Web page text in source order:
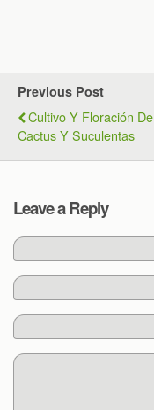
Previous Post
Cultivo Y Floración De
Cactus Y Suculentas
Leave a Reply